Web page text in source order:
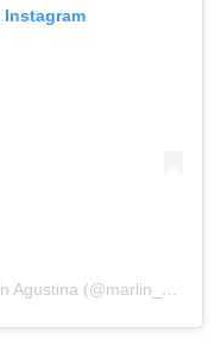
Sebuah kiriman dibagikan oleh Marlin Agustina (@marlin_agustina1971)